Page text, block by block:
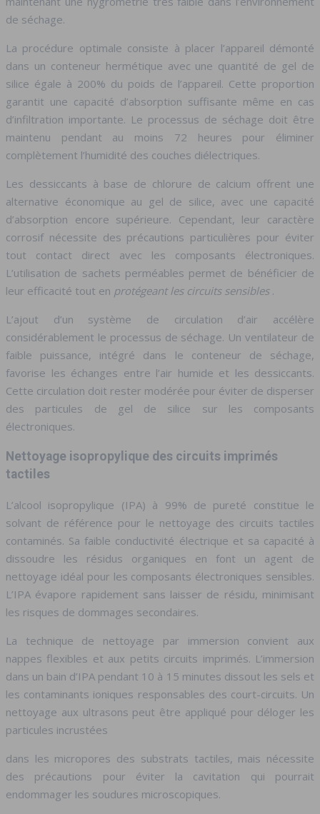
de séchage.
La procédure optimale consiste à placer l’appareil démonté
dans un conteneur hermétique avec une quantité de gel de
silice égale à 200% du poids de l’appareil. Cette proportion
garantit une capacité d’absorption suffisante même en cas
d’infiltration importante. Le processus de séchage doit être
maintenu pendant au moins 72 heures pour éliminer
complètement l’humidité des couches diélectriques.
Les dessiccants à base de chlorure de calcium offrent une
alternative économique au gel de silice, avec une capacité
d’absorption encore supérieure. Cependant, leur caractère
corrosif nécessite des précautions particulières pour éviter
tout contact direct avec les composants électroniques.
L’utilisation de sachets perméables permet de bénéficier de
leur efficacité tout en protégeant les circuits sensibles .
L’ajout d’un système de circulation d’air accélère
considérablement le processus de séchage. Un ventilateur de
faible puissance, intégré dans le conteneur de séchage,
favorise les échanges entre l’air humide et les dessiccants.
Cette circulation doit rester modérée pour éviter de disperser
des particules de gel de silice sur les composants
électroniques.
Nettoyage isopropylique des circuits imprimés
tactiles
L’alcool isopropylique (IPA) à 99% de pureté constitue le
solvant de référence pour le nettoyage des circuits tactiles
contaminés. Sa faible conductivité électrique et sa capacité à
dissoudre les résidus organiques en font un agent de
nettoyage idéal pour les composants électroniques sensibles.
L’IPA évapore rapidement sans laisser de résidu, minimisant
les risques de dommages secondaires.
La technique de nettoyage par immersion convient aux
nappes flexibles et aux petits circuits imprimés. L’immersion
dans un bain d’IPA pendant 10 à 15 minutes dissout les sels et
les contaminants ioniques responsables des court-circuits. Un
nettoyage aux ultrasons peut être appliqué pour déloger les
particules incrustées
dans les micropores des substrats tactiles, mais nécessite
des précautions pour éviter la cavitation qui pourrait
endommager les soudures microscopiques.